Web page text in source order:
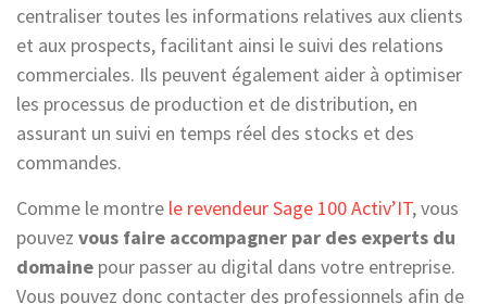
centraliser toutes les informations relatives aux clients
et aux prospects, facilitant ainsi le suivi des relations
commerciales. Ils peuvent également aider à optimiser
les processus de production et de distribution, en
assurant un suivi en temps réel des stocks et des
commandes.
Comme le montre le revendeur Sage 100 Activ’IT, vous
pouvez vous faire accompagner par des experts du
domaine pour passer au digital dans votre entreprise.
Vous pouvez donc contacter des professionnels afin de